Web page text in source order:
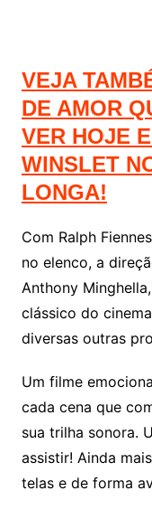
VEJA
DE AMOR
VER HOJE
WINSLET
LONGA!
Com Ralph
no elenco, a
Anthony
clássico do
diversas outras
Um filme
cada cena que
sua trilha sonora.
assistir! Ainda
telas e de forma